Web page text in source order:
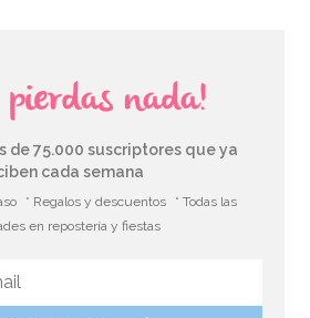
pierdas nada!
de 75.000 suscriptores que ya
cada semana
* Regalos y descuentos
* Todas las
en repostería y fiestas